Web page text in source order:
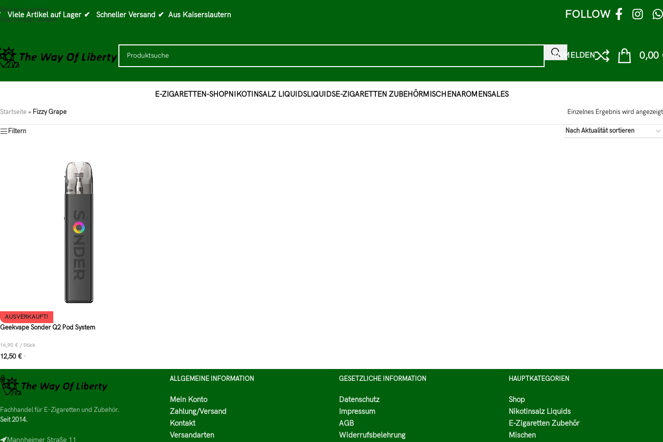
Skip to navigation
Skip to main content
Viele Artikel auf Lager ✔ Schneller Versand ✔ Aus Kaiserslautern FOLLOW
ANMELDEN 0,00
E-ZIGARETTEN-SHOPNIKOTINSALZ LIQUIDSLIQUIDSE-ZIGARETTEN ZUBEHÖRMISCHENAROMENSALES
Startseite » Fizzy Grape Einzelnes Ergebnis wird angezeigt
Filtern
AUSVERKAUFT!
Geekvape Sonder Q2 Pod System
16,90 € /Stück
12,50 € *
Fachhandel für E-Zigaretten und Zubehör.
Seit 2014.
Mannheimer Straße 11
ALLGEMEINE INFORMATION
Mein Konto
Zahlung/Versand
Kontakt
Versandarten
GESETZLICHE INFORMATION
Datenschutz
Impressum
AGB
Widerrufsbelehrung
HAUPTKATEGORIEN
Shop
Nikotinsalz Liquids
E-Zigaretten Zubehör
Mischen